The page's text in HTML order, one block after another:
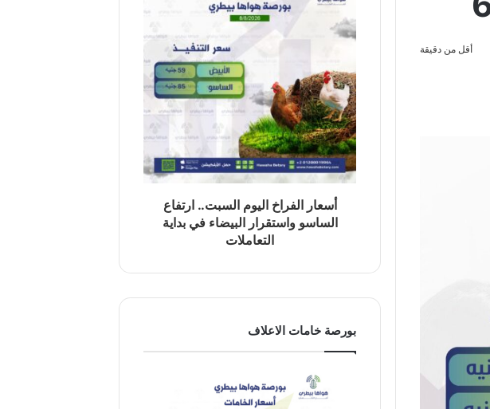
أقل من دقيقة
أسعار الفراخ اليوم السبت.. ارتفاع
الساسو واستقرار البيضاء في بداية
التعاملات
بورصة خامات الاعلاف